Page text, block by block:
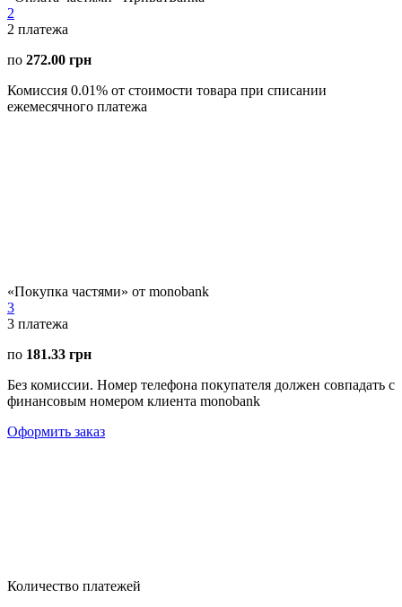
2
2 платежа
по 272.00 грн
Комиссия 0.01% от стоимости товара при списании
ежемесячного платежа
«Покупка частями» от monobank
3
3 платежа
по 181.33 грн
Без комиссии. Номер телефона покупателя должен совпадать с
финансовым номером клиента monobank
Оформить заказ
Количество платежей